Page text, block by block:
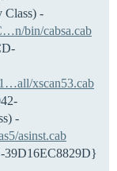
Class) -
bin/cabsa.cab
xscan53.cab
-
asinst.cab
39D16EC8829D}